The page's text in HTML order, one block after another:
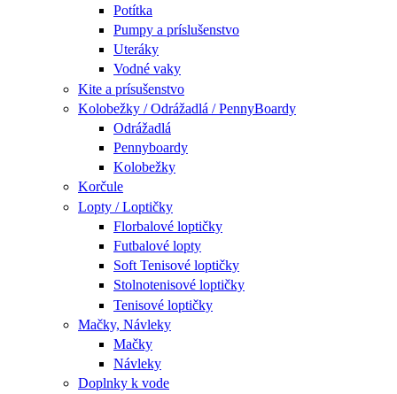
Potítka
Pumpy a príslušenstvo
Uteráky
Vodné vaky
Kite a prísušenstvo
Kolobežky / Odrážadlá / PennyBoardy
Odrážadlá
Pennyboardy
Kolobežky
Korčule
Lopty / Loptičky
Florbalové loptičky
Futbalové lopty
Soft Tenisové loptičky
Stolnotenisové loptičky
Tenisové loptičky
Mačky, Návleky
Mačky
Návleky
Doplnky k vode